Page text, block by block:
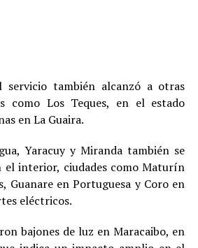
también alcanzó a otras
como Los Teques, en el estado
en La Guaira.
Yaracuy y Miranda también se
el interior, ciudades como Maturín
Guanare en Portuguesa y Coro en
eléctricos.
bajones de luz en Maracaibo, en